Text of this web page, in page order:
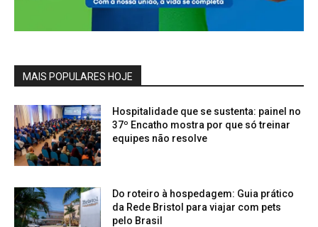
MAIS POPULARES HOJE
Hospitalidade que se sustenta: painel no
37º Encatho mostra por que só treinar
equipes não resolve
Do roteiro à hospedagem: Guia prático
da Rede Bristol para viajar com pets
pelo Brasil